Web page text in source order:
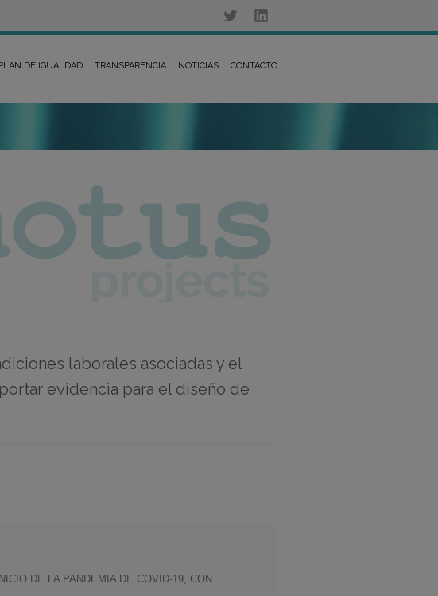
DE IGUALDAD TRANSPARENCIA NOTICIAS CONTACTO
laborales asociadas y el
evidencia para el diseño de
DE LA PANDEMIA DE COVID-19, CON